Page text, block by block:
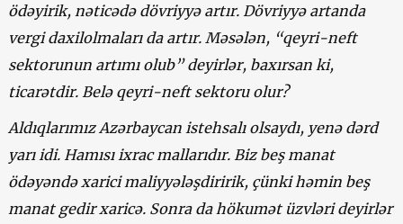
ödəyirik, nəticədədövriyyə artır. Dövriyyə artanda
vergi daxilolmaları da artır. Məsələn, “qeyri-neft
sektorunun artımı olub” deyirlər, baxırsan ki,
ticarətdir. Belə qeyri-neft sektoru olur?
Aldıqlarımız Azərbaycan istehsalı olsaydı, yenə dərd
yarı idi. Hamısı ixrac mallarıdır. Biz beş manat
ödəyəndə xarici maliyyələşdiririk, çünki həmin beş
manat gedir xaricə. Sonra da hökumət üzvləri deyirlər